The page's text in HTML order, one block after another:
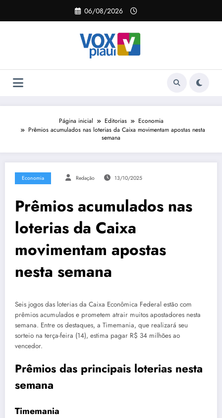
o
06/08/2026
Página inicial Editorias
Economia
Prêmios acumulados nas loterias da Caixa movimentam apostas nesta
semana
Economia Redação 13/10/2025
Prêmios acumulados nas
loterias da Caixa
movimentam apostas
nesta semana
Seis jogos das loterias da Caixa Econômica Federal estão com
prêmios acumulados e prometem atrair muitos apostadores nesta
semana. Entre os destaques, a Timemania, que realizará seu
sorteio na terça-feira (14), estima pagar R$ 34 milhões ao
vencedor.
Prêmios das principais loterias nesta
semana
Timemania